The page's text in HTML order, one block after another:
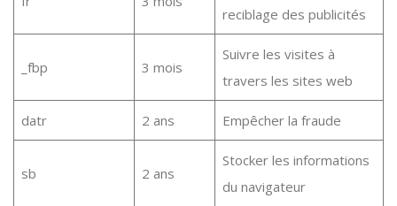
reciblage des publicités
_fbp 3 mois
Suivre les visites à
travers les sites web
datr 2 ans Empêcher la fraude
sb 2 ans
Stocker les informations
du navigateur